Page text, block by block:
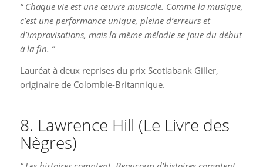
“ Chaque vie est une œuvre musicale. Comme la musique,
c’est une performance unique, pleine d’erreurs et
d’improvisations, mais la même mélodie se joue du début
à la fin. ”
Lauréat à deux reprises du prix Scotiabank Giller,
originaire de Colombie-Britannique.
8. Lawrence Hill (Le Livre des
Nègres)